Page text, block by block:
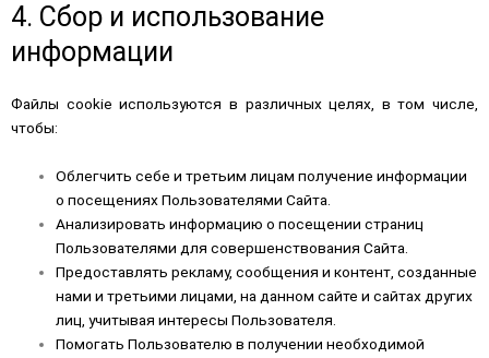
4. Сбор и использование
информации
Файлы cookie используются в различных целях, в том числе,
чтобы:
Облегчить себе и третьим лицам получение информации
о посещениях Пользователями Сайта.
Анализировать информацию о посещении страниц
Пользователями для совершенствования Сайта.
Предоставлять рекламу, сообщения и контент, созданные
нами и третьими лицами, на данном сайте и сайтах других
лиц, учитывая интересы Пользователя.
Помогать Пользователю в получении необходимой